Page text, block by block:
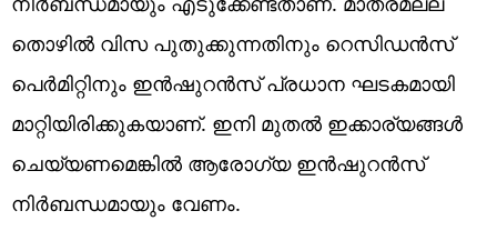
തൊഴിൽ വിസ പുതുക്കുന്നതിനും റെസിഡൻസ്
പെർമിറ്റിനും ഇൻഷുറൻസ് പ്രധാന ഘടകമായി
മാറ്റിയിരിക്കുകയാണ്. ഇനി മുതൽ ഇക്കാര്യങ്ങൾ
ചെയ്യണമെങ്കിൽ ആരോഗ്യ ഇൻഷുറൻസ്
നിർബന്ധമായും വേണം.